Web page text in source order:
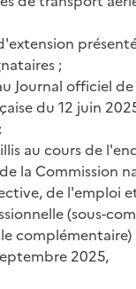
;
Journal officiel de
du 12 juin
au cours de
la Commission
de l'emploi
(sous-
complémentaire)
2025,